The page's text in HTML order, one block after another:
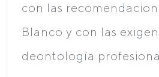
con las
Blanco y con las
deontología